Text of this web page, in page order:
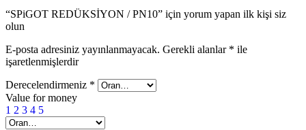
“SPiGOT REDÜKSİYON / PN10” için yorum yapan ilk kişi siz
olun
E-posta adresiniz yayınlanmayacak. Gerekli alanlar * ile
işaretlenmişlerdir
Derecelendirmeniz *
Value for money
1 2 3 4 5